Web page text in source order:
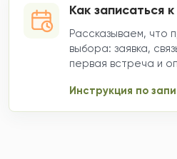
Как записаться
Рассказываем, что
выбора: заявка,
первая встреча и
Инструкция по